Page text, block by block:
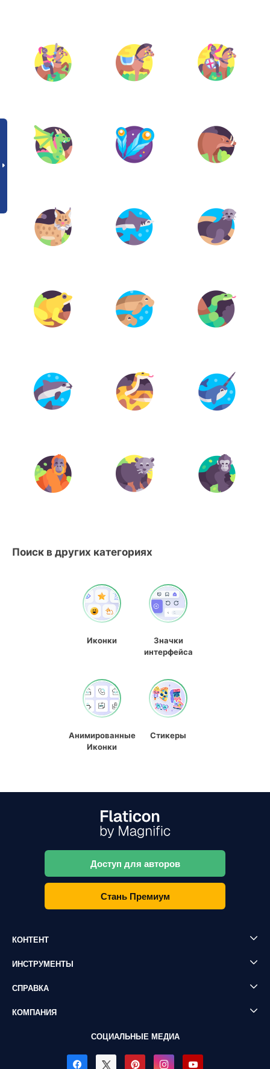
Поиск в других категориях
Иконки
Значки
интерфейса
Анимированные
Иконки
Стикеры
Доступ для авторов
Стань Премиум
КОНТЕНТ
ИНСТРУМЕНТЫ
СПРАВКА
КОМПАНИЯ
СОЦИАЛЬНЫЕ МЕДИА